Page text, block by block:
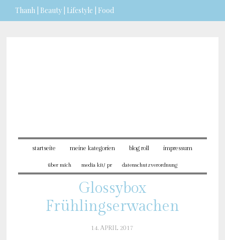
Thanh | Beauty | Lifestyle | Food
startseite meine kategorien blog roll impressum
über mich media kit/ pr datenschutzverordnung
Glossybox
Frühlingserwachen
14. APRIL 2017